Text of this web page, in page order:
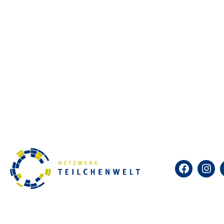
Facebook
Für diese Veranstaltung ist
möchten oder an einer
Datum: